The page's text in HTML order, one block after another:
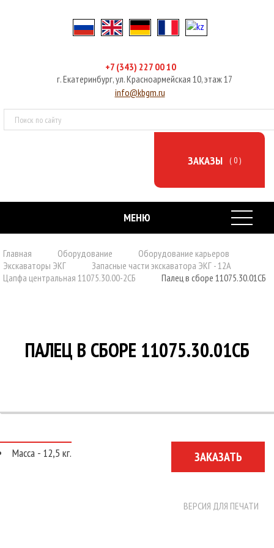
+7 (343) 227 00 10
г. Екатеринбург, ул. Красноармейская 10, этаж 17
info@kbgm.ru
ЗАКАЗЫ ( 0 )
МЕНЮ
ОБОРУДОВАНИЕ
КОНТАКТЫ
Главная Оборудование
Оборудование карьеров
Экскаваторы ЭКГ
Запасные части экскаватора ЭКГ - 12А
Цапфа центральная 11075.30.00-2СБ
Палец в сборе 11075.30.01СБ
ПАЛЕЦ В СБОРЕ 11075.30.01СБ
Масса - 12,5 кг. ЗАКАЗАТЬ
ВЕРСИЯ ДЛЯ ПЕЧАТИ